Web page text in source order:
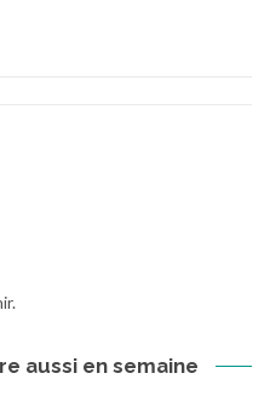
aussi en semaine